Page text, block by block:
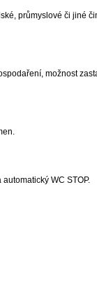
průmyslové či jiné
možnost
WC STOP.